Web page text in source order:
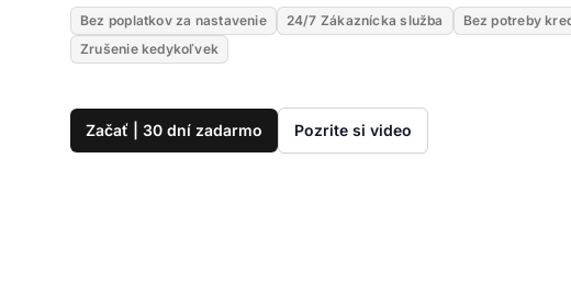
Bez poplatkov za nastavenie 24/7 Zákaznícka služba
Bez potreby
Zrušenie kedykoľvek
Začať | 30 dní zadarmo Pozrite si video